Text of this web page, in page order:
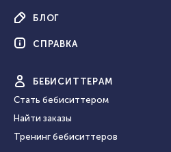
БЛОГ
СПРАВКА
БЕБИ СИТТЕРАМ
Стать бебиситтером
Найти заказы
Тренинг бебиситтеров